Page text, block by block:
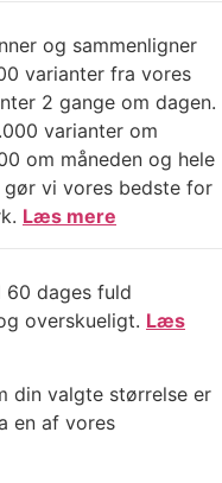
og sammenligner
varianter fra vores
2 gange om dagen.
varianter om
om måneden og hele
gør vi vores bedste for
Læs mere
60 dages fuld
overskueligt. Læs
din valgte størrelse er
en af vores